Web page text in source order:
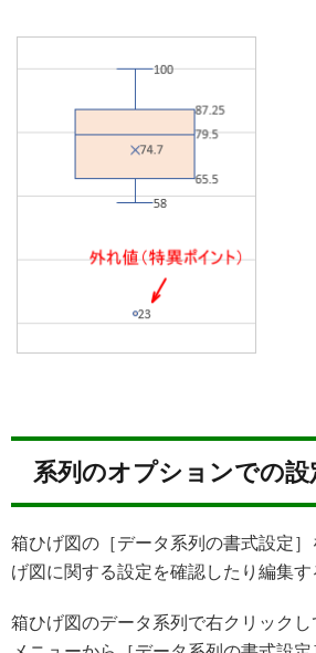
系列のオプションでの設
箱ひげ図の［データ系列の書式設定
げ図に関する設定を確認したり編集す
箱ひげ図のデータ系列で右クリックし